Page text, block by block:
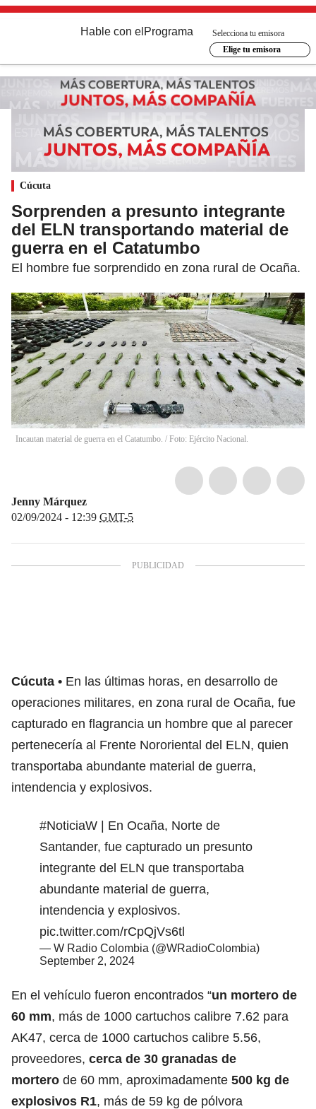
Hable con el Programa
Selecciona tu emisora
Elige tu emisora
Cúcuta
Sorprenden a presunto integrante
del ELN transportando material de
guerra en el Catatumbo
El hombre fue sorprendido en zona rural de Ocaña.
Incautan material de guerra en el Catatumbo. / Foto: Ejército Nacional.
Jenny Márquez
02/09/2024 - 12:39 GMT-5
Cúcuta
En las últimas horas, en desarrollo de
operaciones militares, en zona rural de Ocaña, fue
capturado en flagrancia un hombre que al parecer
pertenecería al Frente Nororiental del ELN, quien
transportaba abundante material de guerra,
intendencia y explosivos.
#NoticiaW | En Ocaña, Norte de
Santander, fue capturado un presunto
integrante del ELN que transportaba
abundante material de guerra,
intendencia y explosivos.
pic.twitter.com/rCpQjVs6tl
— W Radio Colombia (@WRadioColombia)
September 2, 2024
En el vehículo fueron encontrados “un mortero de
60 mm, más de 1000 cartuchos calibre 7.62 para
AK47, cerca de 1000 cartuchos calibre 5.56,
proveedores, cerca de 30 granadas de
mortero de 60 mm, aproximadamente 500 kg de
explosivos R1, más de 59 kg de pólvora